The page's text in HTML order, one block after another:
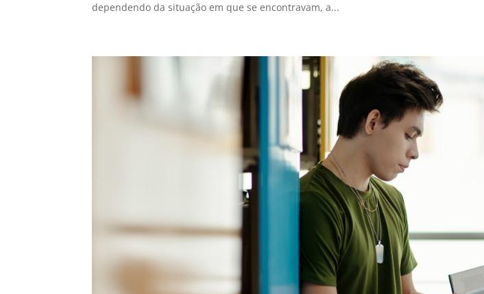
dependendo da situação em que se encontravam, a...